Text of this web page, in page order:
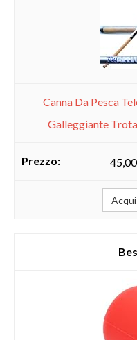
Canna Da Pesca
Galleggiante